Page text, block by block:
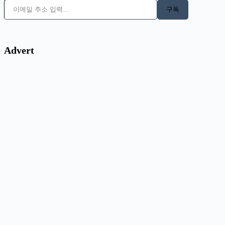
구독
Advert